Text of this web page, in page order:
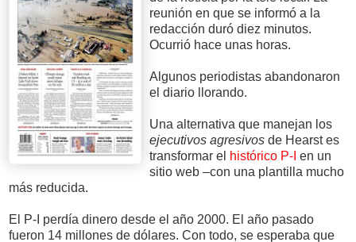
reunión en que se informó a la
redacción duró diez minutos.
Ocurrió hace unas horas.
Algunos periodistas abandonaron
el diario llorando.
Una alternativa que manejan los
ejecutivos agresivos de Hearst es
transformar el histórico P-I en un
sitio web –con una plantilla mucho
más reducida.
El P-I perdía dinero desde el año 2000. El año pasado
fueron 14 millones de dólares. Con todo, se esperaba que